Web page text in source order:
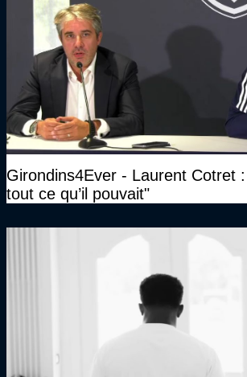
Girondins4Ever - Laurent Cotret
tout ce qu’il pouvait"